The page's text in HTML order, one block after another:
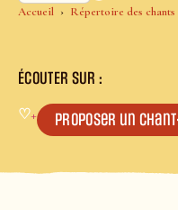
Accueil Répertoire des chants
ÉCOUTER SUR :
♡+ Proposer un chant